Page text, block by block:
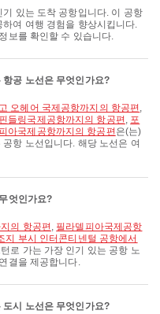
기 있는 도착 공항입니다. 이 공항
여 여행 경험을 향상시킵니다.
보를 확인할 수 있습니다.
공 노선은 무엇인가요?
오헤어 국제공항까지의 항공편 ,
들링국제공항까지의 항공편 , 포
아국제공항까지의 항공편 은(는)
항 노선입니다. 해당 노선은 여
엇인가요?
의 항공편 , 필라델피아국제공항
지 부시 인터콘티넨털 공항에서
로 가는 가장 인기 있는 공항 노
결을 제공합니다.
시 노선은 무엇인가요?